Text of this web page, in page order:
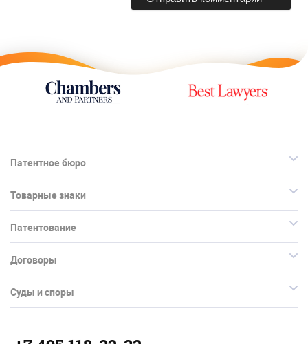
Патентное бюро
Товарные знаки
Патентование
Договоры
Суды и споры